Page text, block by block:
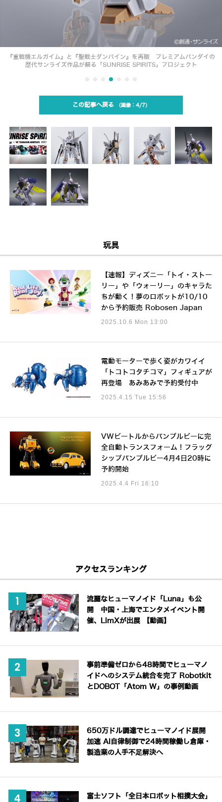
『重戦機エルガイム』と『聖戦士ダンバイン』を再販 プレミアムバンダイの
歴代サンライズ作品が蘇る「SUNRISE SPIRITS」プロジェクト
この記事へ戻る 4/7
玩具
【速報】ディズニー「トイ・ストー
リー」や「ウォーリー」のキャラた
ちが動く！夢のロボットが10/10
から予約販売 Robosen Japan
2025.10.6 Mon 13:00
電動モーターで歩く姿がカワイイ
「トコトコタチコマ」フィギュアが
再登場 あみあみで予約受付中
2025.4.15 Tue 15:56
VWビートルからバンブルビーに完
全自動トランスフォーム！フラッグ
シップバンブルビー4月4日20時に
予約開始
2025.4.4 Fri 16:10
アクセスランキング
流麗なヒューマノイド「Luna」も公
開 中国・上海でエンタメイベント開
催、LimXが出展 【動画】
事前準備ゼロから48時間でヒューマノ
イドへのシステム統合を完了 Robotkit
とDOBOT「Atom W」の事例動画
650万ドル調達でヒューマノイド展開
加速 AI自律制御で24時間稼働し倉庫・
製造業の人手不足解決へ
富士ソフト「全日本ロボット相撲大会」